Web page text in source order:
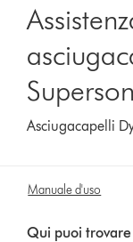
Asciugacapelli
Manuale d'uso
Qui puoi